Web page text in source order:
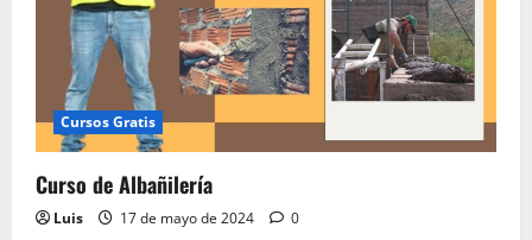
Cursos Gratis
Curso de Albañilería
Luis 17 de mayo de 2024 0